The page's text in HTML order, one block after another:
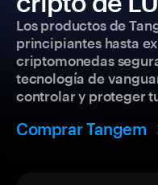
Los productos de
principiantes hasta
criptomonedas
tecnología de
controlar y proteger
Comprar Tangem